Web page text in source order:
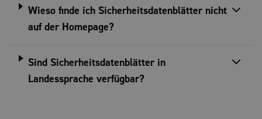
Wieso finde ich Sicherheitsdatenblätter nicht
auf der Homepage?
Sind Sicherheitsdatenblätter in
Landessprache verfügbar?